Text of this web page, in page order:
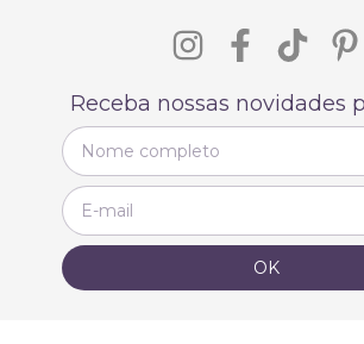
Receba nossas novidades